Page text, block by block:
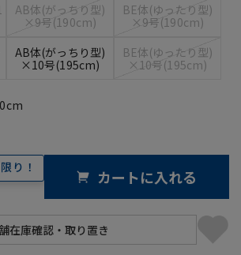
AB体(がっちり型)
×9号(190cm)
BE体(ゆったり型)
×9号(190cm)
AB体(がっちり型)
×10号(195cm)
BE体(ゆったり型)
×10号(195cm)
cm
り！ カートに入れる